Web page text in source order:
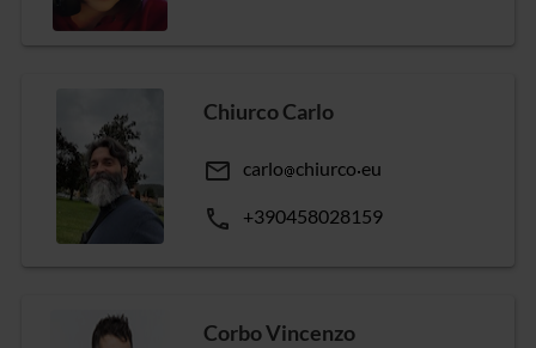
Chiurco Carlo
email carlo chiurco eu
phone +390458028159
Corbo Vincenzo